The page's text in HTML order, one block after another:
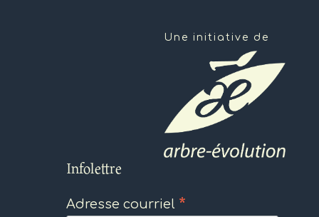
Une initiative de
Infolettre
Adresse courriel *